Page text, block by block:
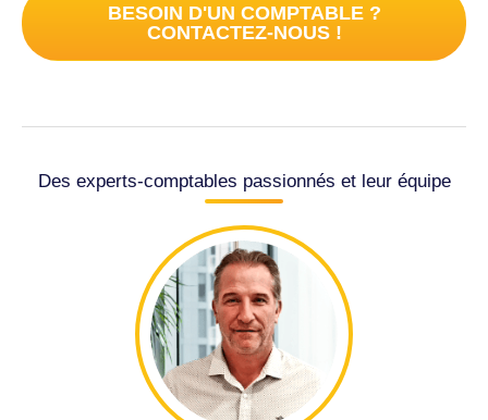
BESOIN D'UN COMPTABLE ?
CONTACTEZ-NOUS !
Des experts-comptables passionnés et leur équipe